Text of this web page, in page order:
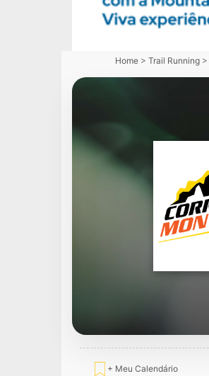
Home > Trail Running >
+ Meu Calendário